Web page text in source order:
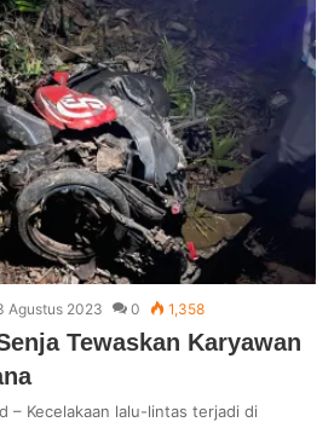
Agustus 2023 0 1,358
Tewaskan Karyawan
– Kecelakaan lalu-lintas terjadi di